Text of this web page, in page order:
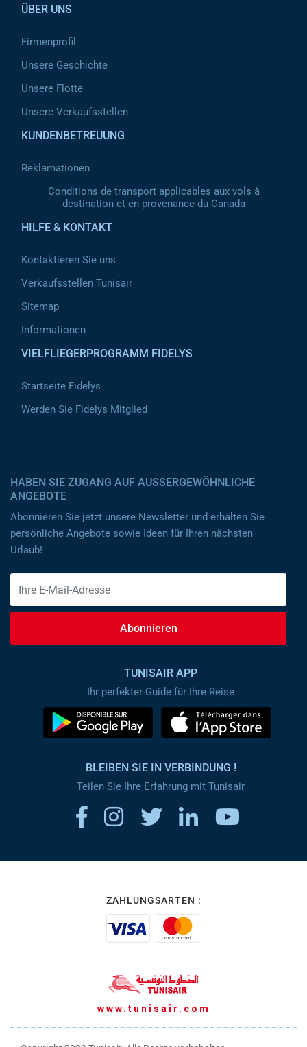
ÜBER UNS
Firmenprofil
Unsere Geschichte
Unsere Flotte
Unsere Verkaufsstellen
KUNDENBETREUUNG
Reklamationen
Conditions de transport applicables aux vols à
destination et en provenance du Canada
HILFE & KONTAKT
Kontaktieren Sie uns
Verkaufsstellen Tunisair
Sitemap
Informationen
VIELFLIEGERPROGRAMM FIDELYS
Startseite Fidelys
Werden Sie Fidelys Mitglied
HABEN SIE ZUGANG AUF AUSSERGEWÖHNLICHE A
NGEBOTE
Abonnieren Sie jetzt unsere Newsletter und erhalten Sie
persönliche Angebote sowie Ideen für Ihren nächsten
Urlaub!
Abonnieren
TUNISAIR APP
Ihr perfekter Guide für Ihre Reise
BLEIBEN SIE IN VERBINDUNG !
Teilen Sie Ihre Erfahrung mit Tunisair
ZAHLUNGSARTEN :
www.tunisair.com